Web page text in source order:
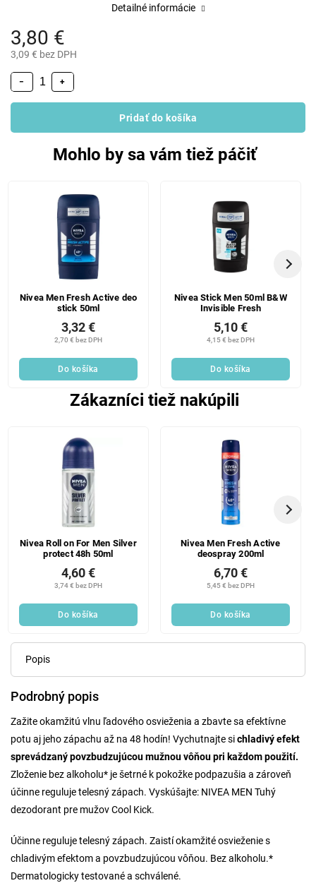
3,80 €
3,09 € bez DPH
+
−
Pridať do košíka
Detailné informácie
Mohlo by sa vám tiež páčiť
Nivea Men Fresh Active deo
stick 50ml
2,70 € bez DPH
3,32 €
Do košíka
Nivea Stick Men 50ml B&W
Invisible Fresh
4,15 € bez DPH
5,10 €
Do košíka
Zákazníci tiež nakúpili
Nivea Roll on For Men Silver
protect 48h 50ml
3,74 € bez DPH
4,60 €
Do košíka
Nivea Men Fresh Active
deospray 200ml
5,45 € bez DPH
6,70 €
Do košíka
Popis
Podrobný popis
Zažite okamžitú vlnu ľadového osvieženia a zbavte sa efektívne
potu aj jeho zápachu až na 48 hodín! Vychutnajte sichladivý efekt
sprevádzaný povzbudzujúcou mužnou vôňou pri každom použití.
Zloženie bez alkoholu* je šetrné k pokožke podpazušia a zároveň
účinne reguluje telesný zápach. Vyskúšajte: NIVEA MEN Tuhý
dezodorant pre mužov Cool Kick.
Účinne reguluje telesný zápach. Zaistí okamžité osvieženie s
chladivým efektom a povzbudzujúcou vôňou. Bez alkoholu.*
Dermatologicky testované a schválené.